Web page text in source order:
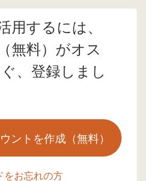
用するには、
無料）がオス
、登録しまし
ントを作成（無料）
をお忘れの方